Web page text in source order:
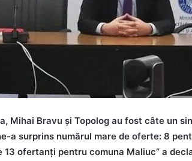
Mihai Bravu şi Topolog au fost câte un
a surprins numărul mare de oferte: 8
13 ofertanţi pentru comuna Maliuc” a